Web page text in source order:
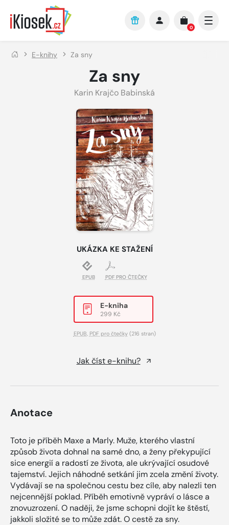
Přejít na hlavní obsah
0
E-knihy Za sny
Za sny
Karin Krajčo Babinská
UKÁZKA KE STAŽENÍ
EPUB PDF PRO ČTEČKY
E-kniha
299 Kč
EPUB PDF pro čtečky(216 stran)
Jak číst e-knihu?
Anotace
Toto je příběh Maxe a Marly. Muže, kterého vlastní
způsob života dohnal na samé dno, a ženy překypující
sice energií a radostí ze života, ale ukrývající osudové
tajemství. Jejich náhodné setkání jim zcela změní životy.
Vydávají se na společnou cestu bez cíle, aby nalezli ten
nejcennější poklad. Příběh emotivně vypráví o lásce a
znovuzrození. O naději, že jsme schopni dojít ke štěstí,
jakkoli složité se to může zdát. O cestě za sny.